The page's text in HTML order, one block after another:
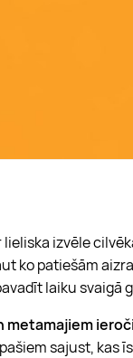
lieliska izvēle
ko patiešām
laiku svaigā
metamajiem
sajust, kas